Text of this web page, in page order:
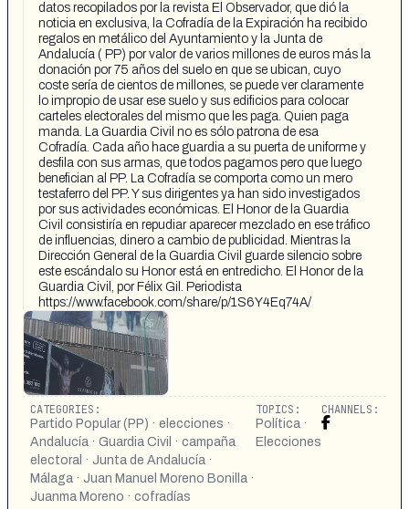
datos recopilados por la revista El Observador, que dió la
noticia en exclusiva, la Cofradía de la Expiración ha recibido
regalos en metálico del Ayuntamiento y la Junta de
Andalucía ( PP) por valor de varios millones de euros más la
donación por 75 años del suelo en que se ubican, cuyo
coste sería de cientos de millones, se puede ver claramente
lo impropio de usar ese suelo y sus edificios para colocar
carteles electorales del mismo que les paga. Quien paga
manda. La Guardia Civil no es sólo patrona de esa
Cofradía. Cada año hace guardia a su puerta de uniforme y
desfila con sus armas, que todos pagamos pero que luego
benefician al PP. La Cofradía se comporta como un mero
testaferro del PP. Y sus dirigentes ya han sido investigados
por sus actividades económicas. El Honor de la Guardia
Civil consistiría en repudiar aparecer mezclado en ese tráfico
de influencias, dinero a cambio de publicidad. Mientras la
Dirección General de la Guardia Civil guarde silencio sobre
este escándalo su Honor está en entredicho. El Honor de la
Guardia Civil, por Félix Gil. Periodista
https://www.facebook.com/share/p/1S6Y4Eq74A/
CATEGORIES:
Partido Popular (PP) · elecciones ·
Andalucía · Guardia Civil · campaña
electoral · Junta de Andalucía ·
Málaga · Juan Manuel Moreno Bonilla ·
Juanma Moreno · cofradías
TOPICS:
Política ·
Elecciones
CHANNELS: